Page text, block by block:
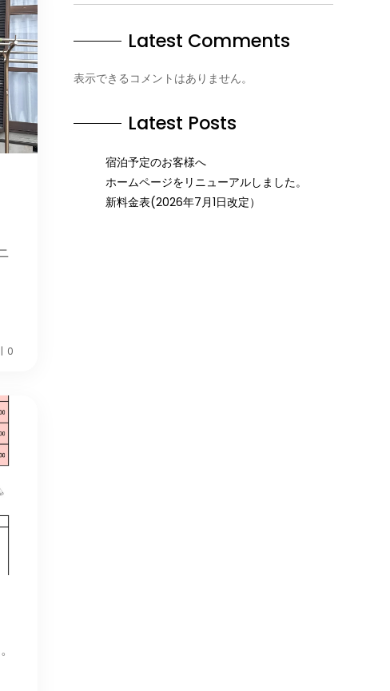
| 0
Latest Comments
表示できるコメントはありません。
Latest Posts
宿泊予定のお客様へ
ホームページをリニューアルしました。
新料金表(2026年7月1日改定）